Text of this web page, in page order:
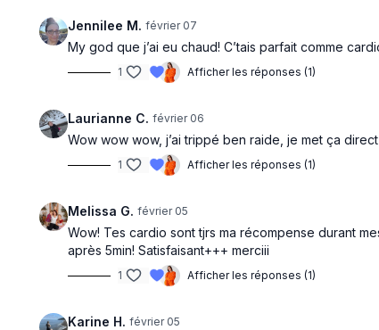
Jennilee M. février 07
My god que j’ai eu chaud! C’tais parfait comme
1 Afficher les réponses (1)
Laurianne C. février 06
Wow wow wow, j’ai trippé ben raide, je met ça
1 Afficher les réponses (1)
Melissa G. février 05
Wow! Tes cardio sont tjrs ma récompense durant
après 5min! Satisfaisant+++ merciii
1 Afficher les réponses (1)
Karine H. février 05